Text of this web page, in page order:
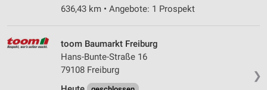
636,43 km • Angebote: 1 Prospekt
❯
toom Baumarkt Freiburg
Hans-Bunte-Straße 16
79108 Freiburg